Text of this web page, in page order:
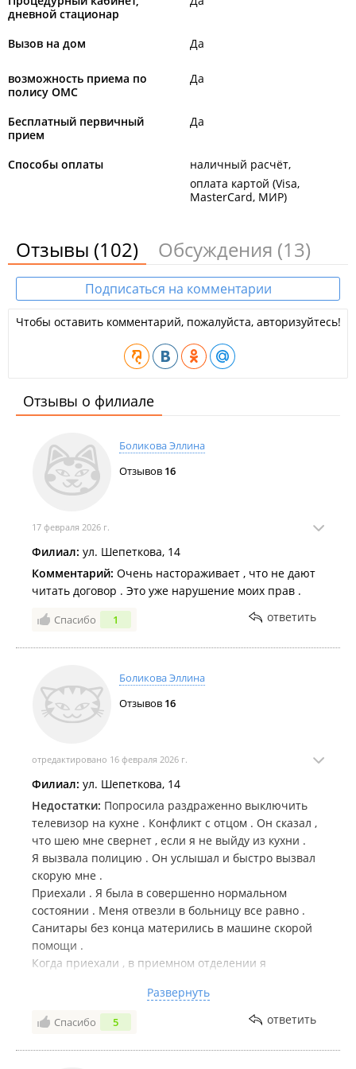
Клинические и биохимические лабораторные
исследования;
Электроэнцефалография;
Экспериментально-психологические исследования.
Новости:
2025 год
Эксперимент провалился: в Приморье снова можно звонить
не только по номеру 1-300, но и в регистратуры больниц.
2024 год
Новый стационар краевой психиатрической клиники
дневной стационар
Вызов на дом Да
возможность приема по
полису ОМС
Да
Бесплатный первичный
прием
Да
Способы оплаты
наличный расчёт
оплата картой (Visa,
MasterCard, МИР)
Отзывы (102) Обсуждения (13)
Подписаться на комментарии
Чтобы оставить комментарий, пожалуйста, авторизуйтесь!
Отзывы о филиале
Боликова Эллина
Отзывов 16
17 февраля 2026 г.
Филиал: ул. Шепеткова, 14
Комментарий: Очень настораживает , что не дают
читать договор . Это уже нарушение моих прав .
Спасибо 1 ответить
Боликова Эллина
Отзывов 16
отредактировано 16 февраля 2026 г.
Филиал: ул. Шепеткова, 14
Недостатки: Попросила раздраженно выключить
телевизор на кухне . Конфликт с отцом . Он сказал ,
что шею мне свернет , если я не выйду из кухни .
Я вызвала полицию . Он услышал и быстро вызвал
скорую мне .
Приехали . Я была в совершенно нормальном
состоянии . Меня отвезли в больницу все равно .
Санитары без конца матерились в машине скорой
помощи .
Когда приехали , в приемном отделении я
Мне дали документы на добровольную
госпитализацию . Я сказала , что хочу прочитать
договор . Наверное 45 секунд прошло , как я его
читала , как дежурный врач приказал меня в
Развернуть
Спасибо 5 ответить